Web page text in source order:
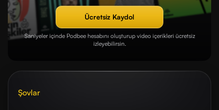
Ücretsiz Kaydol
Saniyeler içinde Podbee hesabını oluşturup video içerikleri ücretsiz
izleyebilirsin.
Şovlar